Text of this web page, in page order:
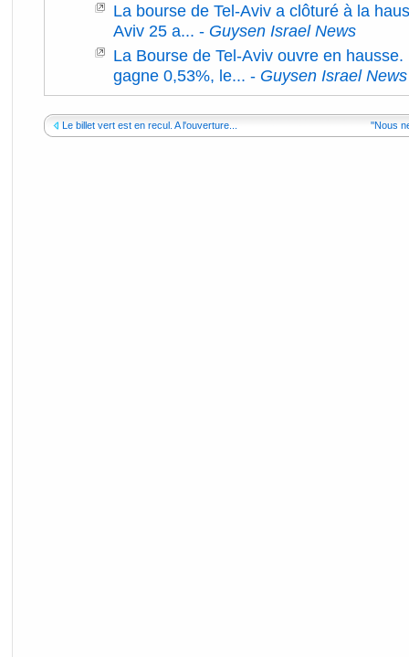
La bourse de Tel-Aviv a clôturé à la
Aviv 25 a... - Guysen Israel News
La Bourse de Tel-Aviv ouvre en
gagne 0,53%, le... - Guysen Israel News
Le billet vert est en recul. A l'ouverture... ''Nous